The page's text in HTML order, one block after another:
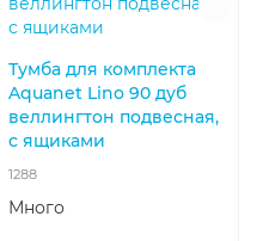
Тумба для комплекта
Aquanet Lino 90 дуб
веллингтон подвесная,
с ящиками
1288
Много